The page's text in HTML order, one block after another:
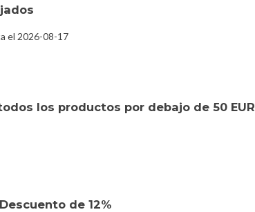
el 2026-08-17
los productos por debajo de 50 EUR
de 12%